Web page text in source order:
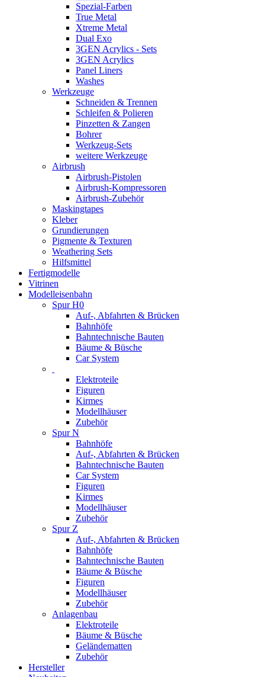
Spezial-Farben
True Metal
Xtreme Metal
Dual Exo
3GEN Acrylics - Sets
3GEN Acrylics
Panel Liners
Washes
Werkzeuge
Schneiden & Trennen
Schleifen & Polieren
Pinzetten & Zangen
Bohrer
Werkzeug-Sets
weitere Werkzeuge
Airbrush
Airbrush-Pistolen
Airbrush-Kompressoren
Airbrush-Zubehör
Maskingtapes
Kleber
Grundierungen
Pigmente & Texturen
Weathering Sets
Hilfsmittel
Fertigmodelle
Vitrinen
Modelleisenbahn
Spur H0
Auf-, Abfahrten & Brücken
Bahnhöfe
Bahntechnische Bauten
Bäume & Büsche
Car System
Elektroteile
Figuren
Kirmes
Modellhäuser
Zubehör
Spur N
Bahnhöfe
Auf-, Abfahrten & Brücken
Bahntechnische Bauten
Car System
Figuren
Kirmes
Modellhäuser
Zubehör
Spur Z
Auf-, Abfahrten & Brücken
Bahnhöfe
Bahntechnische Bauten
Bäume & Büsche
Figuren
Modellhäuser
Zubehör
Anlagenbau
Elektroteile
Bäume & Büsche
Geländematten
Zubehör
Hersteller